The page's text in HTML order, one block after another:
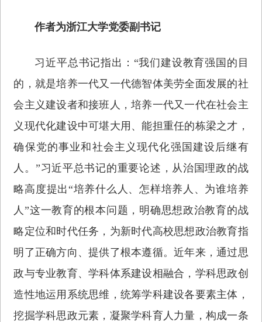
作者为浙江大学党委副书记
习近平总书记指出：“我们建设教育强国的目
的，就是培养一代又一代德智体美劳全面发展的社
会主义建设者和接班人，培养一代又一代在社会主
义现代化建设中可堪大用、能担重任的栋梁之才，
确保党的事业和社会主义现代化强国建设后继有
人。”习近平总书记的重要论述，从治国理政的战
略高度提出“培养什么人、怎样培养人、为谁培养
人”这一教育的根本问题，明确思想政治教育的战
略定位和时代任务，为新时代高校思想政治教育指
明了正确方向、提供了根本遵循。近年来，通过思
政与专业教育、学科体系建设相融合，学科思政创
造性地运用系统思维，统筹学科建设各要素主体，
挖掘学科思政元素，凝聚学科育人力量，构成一条